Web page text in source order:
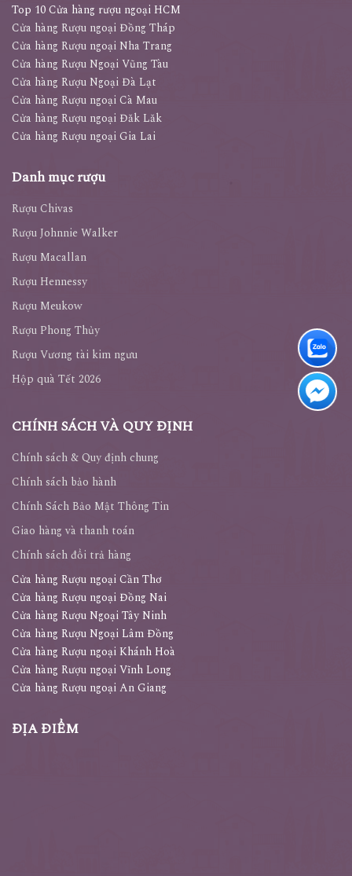
Top 10 Cửa hàng rượu ngoại HCM
Cửa hàng Rượu ngoại Đồng Tháp
Cửa hàng Rượu ngoại Nha Trang
Cửa hàng Rượu Ngoại Vũng Tàu
Cửa hàng Rượu Ngoại Đà Lạt
Cửa hàng Rượu ngoại Cà Mau
Cửa hàng Rượu ngoại Đăk Lăk
Cửa hàng Rượu ngoại Gia Lai
Danh mục rượu
Rượu Chivas
Rượu Johnnie Walker
Rượu Macallan
Rượu Hennessy
Rượu Meukow
Rượu Phong Thủy
Rượu Vương tài kim ngưu
Hộp quà Tết 2026
CHÍNH SÁCH VÀ QUY ĐỊNH
Chính sách & Quy định chung
Chính sách bảo hành
Chính Sách Bảo Mật Thông Tin
Giao hàng và thanh toán
Chính sách đổi trả hàng
Cửa hàng Rượu ngoại Cần Thơ
Cửa hàng Rượu ngoại Đồng Nai
Cửa hàng Rượu Ngoại Tây Ninh
Cửa hàng Rượu Ngoại Lâm Đồng
Cửa hàng Rượu ngoại Khánh Hoà
Cửa hàng Rượu ngoại Vĩnh Long
Cửa hàng Rượu ngoại An Giang
ĐỊA ĐIỂM